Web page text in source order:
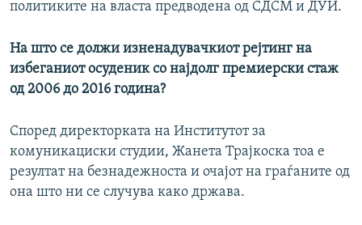
политиките на власта предводена од СДСМ и ДУИ.
На што се должи изненадувачкиот рејтинг на
избеганиот осуденик со најдолг премиерски стаж
од 2006 до 2016 година?
Според директорката на Институтот за
комуникациски студии, Жанета Трајкоска тоа е
резултат на безнадежноста и очајот на граѓаните од
она што ни се случува како држава.